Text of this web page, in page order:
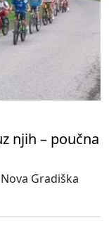
njih – poučna
Gradiška